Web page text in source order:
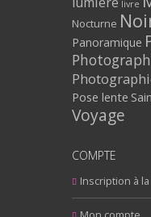
livre
Nocturne
Panoramique
Pose lente
Voyage
COMPTE
Inscription à